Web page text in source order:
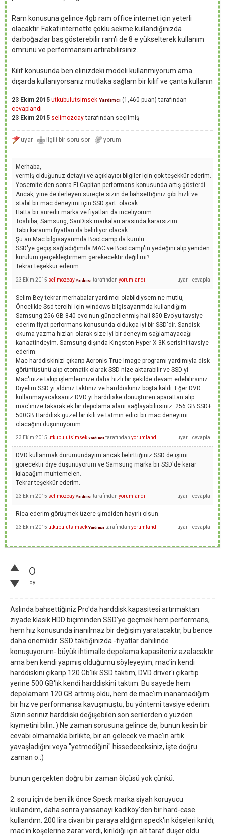
Ram konusuna gelince 4gb ram office internet için yeterli
olacaktır. Fakat internette çoklu sekme kullandığınızda
darboğazlar baş gösterebilir ram'i de 8 e yükselterek kullanım
ömrünü ve performansını artırabilirsiniz.
Kılıf konusunda ben elinizdeki modeli kullanmıyorum ama
dışarda kullanıyorsanız mutlaka sağlam bir kılıf ve çanta kullanın
23 Ekim 2015 utkubulutsimsek Yardımcı (1,460 puan) tarafından
cevaplandı
23 Ekim 2015 selimozcaytarafından seçilmiş
Merhaba,
vermiş olduğunuz detaylı ve açıklayıcı bilgiler için çok teşekkür ederim.
Yosemite'den sonra El Capitan performans konusunda artış gösterdi.
Ancak, yine de ilerleyen süreçte sizin de bahsettiğiniz gibi hızlı ve
stabil bir mac deneyimi için SSD şart olacak.
Hatta bir süredir marka ve fiyatları da inceliyorum.
Toshiba, Samsung, SanDisk markaları arasında kararsızım.
Tabii kararımı fiyatları da belirliyor olacak.
Şu an Mac bilgisayarımda Bootcamp da kurulu.
SSD'ye geçiş sağladığımda MAC ve Bootcamp'ın yedeğini alıp yeniden
kurulum gerçekleştirmem gerekecektir değil mi?
Tekrar teşekkür ederim.
23 Ekim 2015 selimozcay Yardımcı tarafından yorumlandı
Selim Bey tekrar merhabalar yardımcı olabildiysem ne mutlu,
Öncelikle Ssd tercihi için windows bilgisayarımda kullandığım
Samsung 256 GB 840 evo nun güncellenmiş hali 850 Evo'yu tavsiye
ederim fiyat performans konusunda oldukça iyi bir SSD'dir. Sandisk
okuma yazma hızları olarak size iyi bir deneyim sağlamayacağı
kanaatindeyim. Samsung dışında Kingston Hyper X 3K serisini tavsiye
ederim.
Mac harddiskinizi çıkarıp Acronis True Image programı yardımıyla disk
görüntüsünü alıp otomatik olarak SSD nize aktarabilir ve SSD yi
Mac'inize takıp işlemlerinize daha hızlı bir şekilde devam edebilirsiniz.
Diyelim SSD yi aldınız taktınız ve harddiskiniz boşta kaldı. Eğer DVD
kullanmayacaksanız DVD yi harddiske dönüştüren aparattan alıp
mac'inize takarak ek bir depolama alanı sağlayabilirsiniz. 256 GB SSD+
500GB Harddisk güzel bir ikili ve tatmin edici bir mac deneyimi
olacağını düşünüyorum.
23 Ekim 2015 utkubulutsimsek Yardımcı tarafından yorumlandı
DVD kullanmak durumundayım ancak belirttiğiniz SSD de işimi
görecektir diye düşünüyorum ve Samsung marka bir SSD'de karar
kılacağım muhtemelen.
Tekrar teşekkür ederim.
23 Ekim 2015 selimozcay Yardımcı tarafından yorumlandı
Rica ederim görüşmek üzere şimdiden hayırlı olsun.
23 Ekim 2015 utkubulutsimsek Yardımcı tarafından yorumlandı
0
oy
Aslında bahsettiğiniz Pro'da harddisk kapasitesi artırmaktan
ziyade klasik HDD biçiminden SSD'ye geçmek hem performans,
hem hız konusunda inanılmaz bir değişim yaratacaktır, bu bence
daha önemlidir. SSD taktığınızda -fiyatlar dahilinde
konuşuyorum- büyük ihtimalle depolama kapasiteniz azalacaktır
ama ben kendi yapmış olduğumu söyleyeyim, mac'in kendi
harddiskini çıkarıp 120 Gb'lık SSD taktım, DVD driver'ı çıkartıp
yerine 500 GB'lık kendi harddiskini taktım. Bu sayede hem
depolamam 120 GB artmış oldu, hem de mac'im inanamadığım
bir hız ve performansa kavuşmuştu, bu yöntemi tavsiye ederim.
Sizin seriniz harddiski değişebilen son serilerden o yüzden
kıymetini bilin.:) Ne zaman sorusuna gelince de, bunun kesin bir
cevabı olmamakla birlikte, bir an gelecek ve mac'in artık
yavaşladığını veya "yetmediğini" hissedeceksiniz, işte doğru
zaman o.:)
bunun gerçekten doğru bir zaman ölçüsü yok çünkü.
2. soru için de ben ilk önce Speck marka siyah koruyucu
kullandım, daha sonra yansanayi kadıköy'den bir hard-case
kullandım. 200 lira civarı bir paraya aldığım speck'in köşeleri kırıldı,
mac'in köşelerine zarar verdi, kırıldığı için alt taraf düşer oldu.